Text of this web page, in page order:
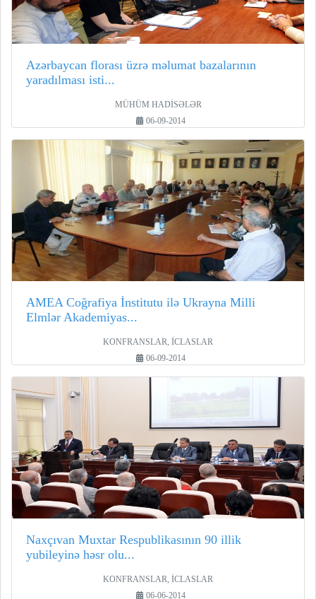
Azərbaycan florası üzrə məlumat bazalarının
yaradılması isti...
MÜHÜM HADİSƏLƏR
06-09-2014
AMEA Coğrafiya İnstitutu ilə Ukrayna Milli
Elmlər Akademiyas...
KONFRANSLAR, İCLASLAR
06-09-2014
Naxçıvan Muxtar Respublikasının 90 illik
yubileyinə həsr olu...
KONFRANSLAR, İCLASLAR
06-06-2014